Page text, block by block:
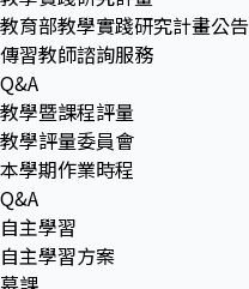
教育部教學實踐研究計畫公告
傳習教師諮詢服務
Q&A
教學暨課程評量
教學評量委員會
本學期作業時程
Q&A
自主學習
自主學習方案